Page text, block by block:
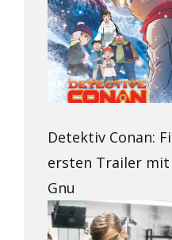
Detektiv Conan:
ersten Trailer mit
Gnu